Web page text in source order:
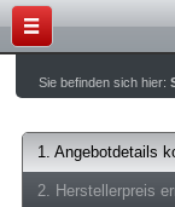
Sie befinden sich hier:
1. Angebotdetails
2. Herstellerpreis